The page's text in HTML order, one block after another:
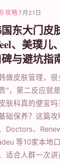
攻略7月21日
东大门皮
、美璞儿
与避坑指
做皮肤管理，
"，第二反应就
肤科真的便宜
础保养？这篇
Doctors、
等10家本地
适合人群一次讲